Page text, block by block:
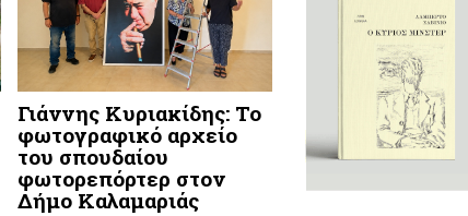
Γιάννης Κυριακίδης: Το
φωτογραφικό αρχείο
του σπουδαίου
φωτορεπόρτερ στον
Δήμο Καλαμαριάς